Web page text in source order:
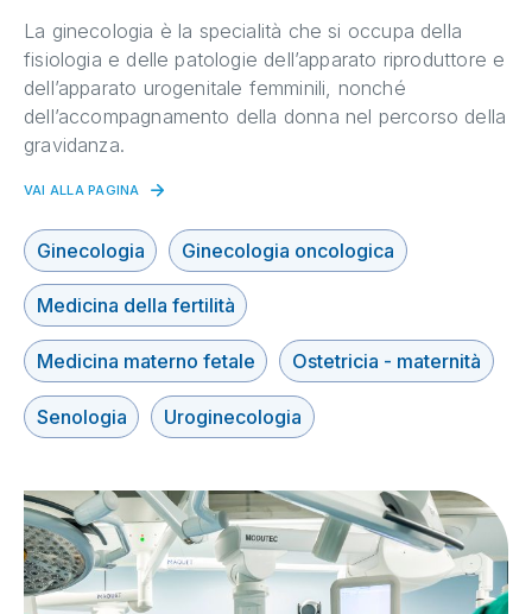
La ginecologia è la specialità che si occupa della
fisiologia e delle patologie dell’apparato riproduttore e
dell’apparato urogenitale femminili, nonché
dell’accompagnamento della donna nel percorso della
gravidanza.
VAI ALLA PAGINA
Ginecologia Ginecologia oncologica
Medicina della fertilità
Medicina materno fetale Ostetricia - maternità
Senologia Uroginecologia